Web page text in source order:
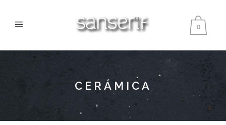
0
CERÁMICA